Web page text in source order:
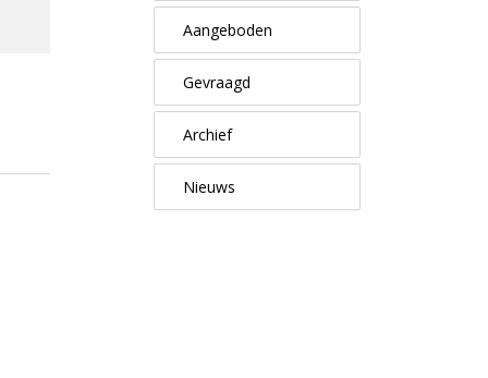
Aangeboden
Gevraagd
Archief
Nieuws